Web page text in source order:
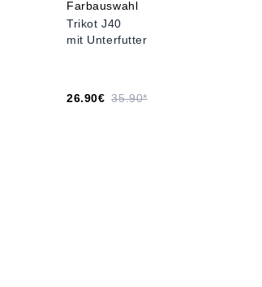
Trikot J40
mit Unterfutter
26.90€ 35.90*